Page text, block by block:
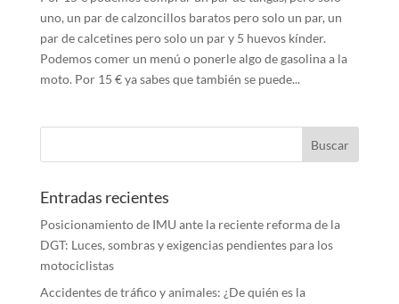
uno, un par de calzoncillos baratos pero solo un par, un
par de calcetines pero solo un par y 5 huevos kínder.
Podemos comer un menú o ponerle algo de gasolina a la
moto. Por 15 € ya sabes que también se puede...
Entradas recientes
Posicionamiento de IMU ante la reciente reforma de la
DGT: Luces, sombras y exigencias pendientes para los
motociclistas
Accidentes de tráfico y animales: ¿De quién es la